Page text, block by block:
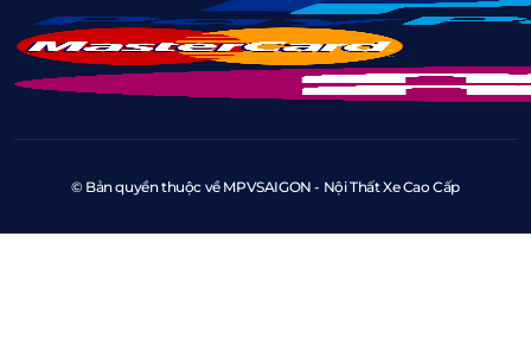
© Bản quyền thuộc về MPVSAIGON - Nội Thất Xe Cao Cấp